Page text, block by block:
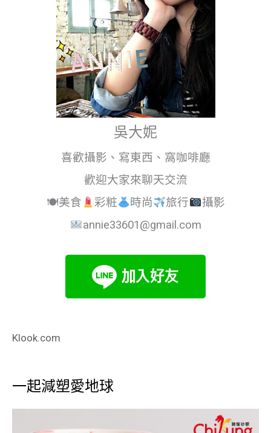
吳大妮
喜歡攝影、寫東西、窩咖啡廳
歡迎大家來聊天交流
🍽美食
彩粧 時尚 旅行
攝影
annie33601@gmail.com
Klook.com
一起減塑愛地球